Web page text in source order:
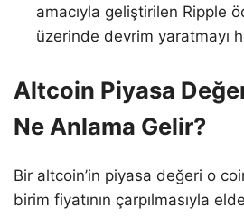
amacıyla geliştirilen Ripple
üzerinde devrim yaratmayı
Altcoin Piyasa
Ne Anlama Gelir?
Bir altcoin’in piyasa değeri o
birim fiyatının çarpılmasıyla